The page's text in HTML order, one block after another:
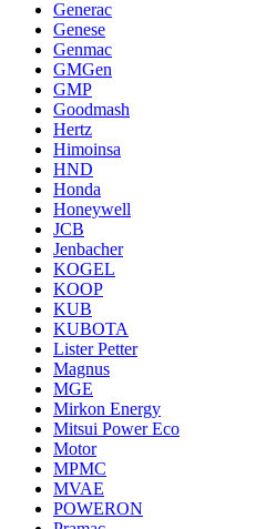
Generac
Genese
Genmac
GMGen
GMP
Goodmash
Hertz
Himoinsa
HND
Honda
Honeywell
JCB
Jenbacher
KOGEL
KOOP
KUB
KUBOTA
Lister Petter
Magnus
MGE
Mirkon Energy
Mitsui Power Eco
Motor
MPMC
MVAE
POWERON